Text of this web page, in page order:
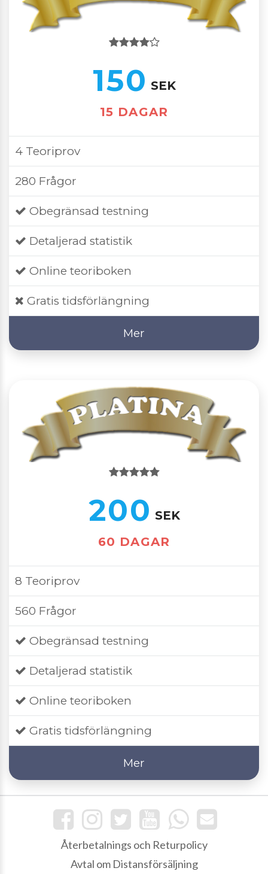
150 SEK
15 DAGAR
4 Teoriprov
280 Frågor
Obegränsad testning
Detaljerad statistik
Online teoriboken
Gratis tidsförlängning
Mer
200 SEK
60 DAGAR
8 Teoriprov
560 Frågor
Obegränsad testning
Detaljerad statistik
Online teoriboken
Gratis tidsförlängning
Mer
Återbetalnings och Returpolicy
Avtal om Distansförsäljning